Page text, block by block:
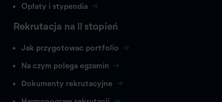
Opłaty i stypendia
Rekrutacja na II stopień
Jak przygotowac portfolio
Na czym polega egzamin
Dokumenty rekrutacyjne